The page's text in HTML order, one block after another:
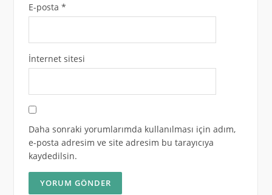
E-posta *
İnternet sitesi
Daha sonraki yorumlarımda kullanılması için adım,
e-posta adresim ve site adresim bu tarayıcıya
kaydedilsin.